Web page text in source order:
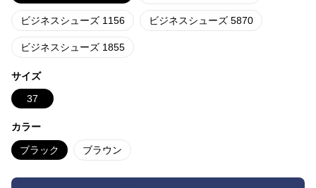
ビジネスシューズ 1156 ビジネスシューズ 5870
ビジネスシューズ 1855
サイズ
37
カラー
ブラック ブラウン